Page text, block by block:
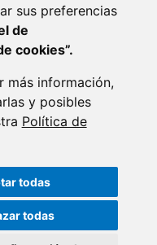
sus preferencias
de
cookies”.
más información,
y posibles
Política de
todas
todas